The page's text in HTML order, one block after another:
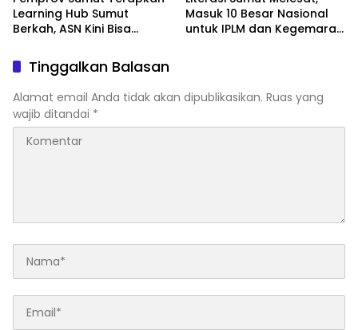
Learning Hub Sumut
Berkah, ASN Kini Bisa
Saja
Masuk 10 Besar Nasional
untuk IPLM dan Kegemaran
Tinggalkan Balasan
Alamat email Anda tidak akan dipublikasikan. Ruas yang
wajib ditandai *